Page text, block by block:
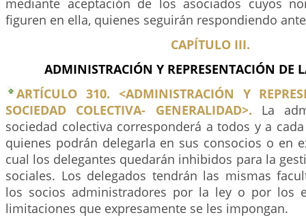
mediante aceptación de los asociados cuyos
figuren en ella, quienes seguirán respondiendo
CAPÍTULO III.
ADMINISTRACIÓN Y REPRESENTACIÓN DE
ARTÍCULO 310. <ADMINISTRACIÓN Y
SOCIEDAD COLECTIVA- GENERALIDAD>. La
sociedad colectiva corresponderá a todos y a
quienes podrán delegarla en sus consocios o en
cual los delegantes quedarán inhibidos para la
sociales. Los delegados tendrán las mismas
los socios administradores por la ley o por los
limitaciones que expresamente se les impongan.